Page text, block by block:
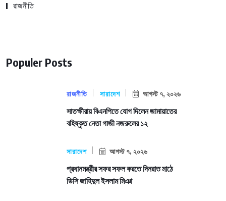
রাজনীতি
Populer Posts
রাজনীতি সারাদেশ আগস্ট ৭, ২০২৬
সাতক্ষীরায় বিএনপিতে যোগ দিলেন জামায়াতের
বহিষ্কৃত নেতা গাজী নজরুলের ১২
সারাদেশ আগস্ট ৭, ২০২৬
প্রধানমন্ত্রীর সফর সফল করতে দিনরাত মাঠে
ডিসি জাহিদুল ইসলাম মিঞা